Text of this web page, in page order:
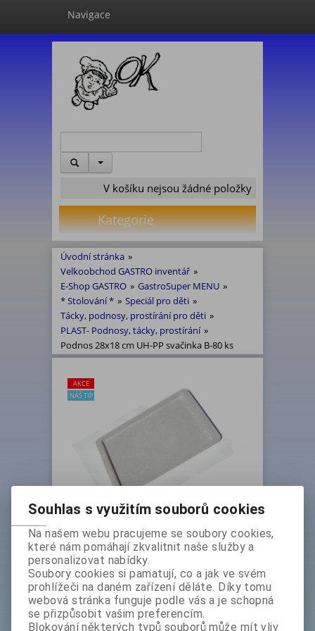
Navigace
V košíku nejsou žádné položky
Kategorie
Úvodní stránka »
Velkoobchod GASTRO inventář »
E-Shop GASTRO » GastroSuper MENU »
* Stolování * » Speciál pro děti »
Tácky, podnosy, prostírání pro děti »
PLAST- Podnosy, tácky, prostírání »
Podnos 28x18 cm UH-PP svačinka B-80 ks
AKCE
NÁŠ TIP
Podnos 28x18 cm UH-PP svačinka
B-80 ks
Základní cena bez DPH:
4 479 Kč
Základní cena s DPH:
5 419,60 Kč
Akční sleva 14 %
Souhlas s využitím souborů cookies
Na našem webu pracujeme se soubory cookies,
které nám pomáhají zkvalitnit naše služby a
personalizovat nabídky.
Soubory cookies si pamatují, co a jak ve svém
prohlížeči na daném zařízení děláte. Díky tomu
webová stránka funguje podle vás a je schopná
se přizpůsobit vašim preferencím.
Blokování některých typů souborů může mít vliv